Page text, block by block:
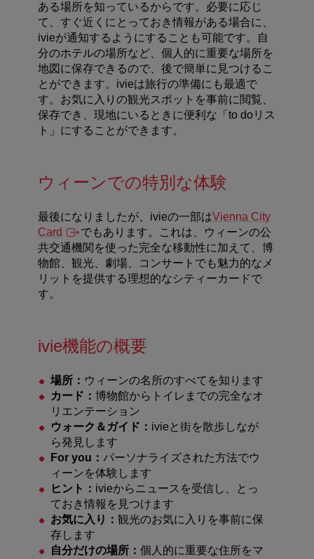
ある場所を知っているからです。必要に応じ
て、すぐ近くにとっておき情報がある場合に、
ivieが通知するようにすることも可能です。自
分のホテルの場所など、個人的に重要な場所を
地図に保存できるので、後で簡単に見つけるこ
とができます。ivieは旅行の準備にも最適で
す。お気に入りの観光スポットを事前に閲覧、
保存でき、現地にいるときに便利な「to doリス
ト」にすることができます。
ウィーンでの特別な体験
最後になりましたが、ivieの一部はVienna City
Card
でもあります。これは、ウィーンの公
共交通機関を使った完全な移動性に加えて、博
物館、観光、劇場、コンサートでも魅力的なメ
リットを提供する理想的なシティーカードで
す。
ivie機能の概要
場所： ウィーンの名所のすべてを知ります
カード： 博物館からトイレまでの完全なオ
リエンテーション
ウォーク＆ガイド： ivieと街を散歩しなが
ら発見します
For you： パーソナライズされた方法でウ
ィーンを体験します
ヒント： ivieからニュースを受信し、とっ
ておき情報を見つけます
お気に入り： 観光のお気に入りを事前に保
存します
自分だけの場所： 個人的に重要な住所をマ